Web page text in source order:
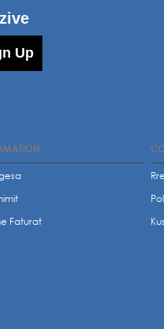
Up
Faturat